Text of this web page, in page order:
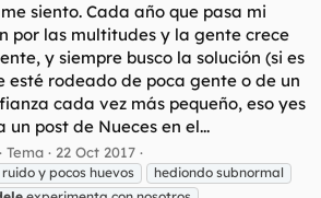
siento. Cada año que pasa mi
por las multitudes y la gente crece
y siempre busco la solución (si es
esté rodeado de poca gente o de un
cada vez más pequeño, eso yes
un post de Nueces en el...
Tema 22 Oct 2017
y pocos huevos
hediondo subnormal